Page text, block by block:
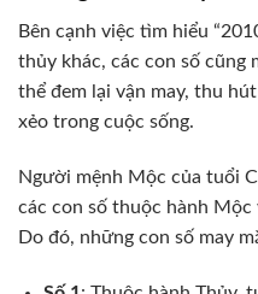
Bên cạnh việc tìm hiểu
thủy khác, các con số cũng
thể đem lại vận may, thu
xẻo trong cuộc sống.
Người mệnh Mộc của tuổi
các con số thuộc hành Mộc
Do đó, những con số may